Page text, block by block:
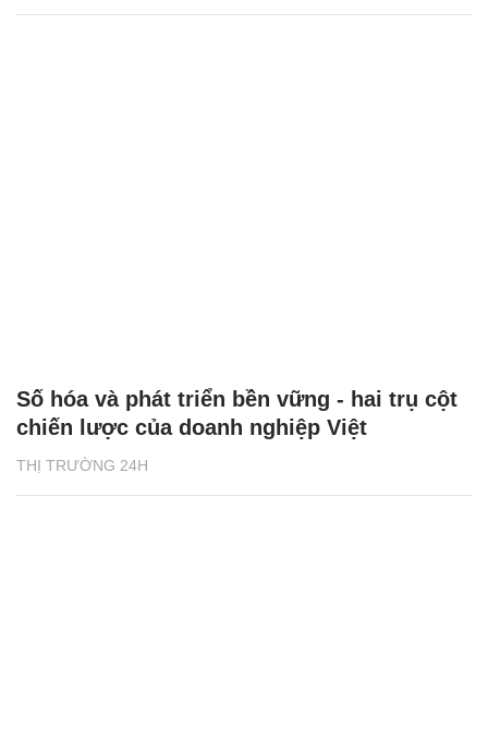
THỊ TRƯỜNG 24H
Số hóa và phát triển bền vững - hai trụ cột
chiến lược của doanh nghiệp Việt